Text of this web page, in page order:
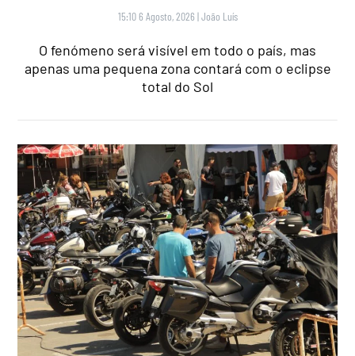
15:10 6 Agosto, 2026 |João Luís
O fenómeno será visível em todo o país, mas
apenas uma pequena zona contará com o eclipse
total do Sol